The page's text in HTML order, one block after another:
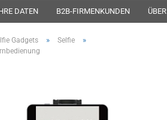
DATEN B2B-FIRMENKUNDEN
Gadgets » Selfie »